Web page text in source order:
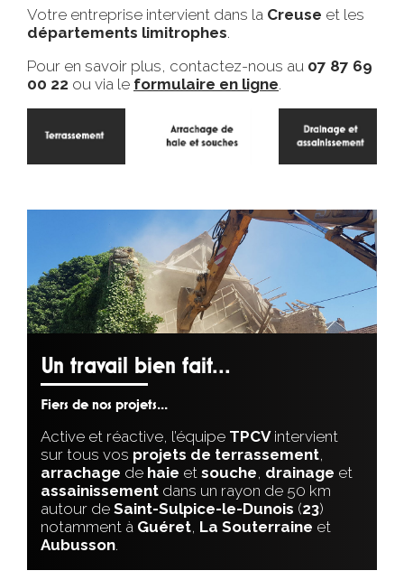
Votre entreprise intervient dans la Creuse et les
départements limitrophes.
Pour en savoir plus, contactez-nous au 07 87 69
00 22 ou via le formulaire en ligne.
Un travail bien fait...
Fiers de nos projets...
Active et réactive, l’équipe TPCVintervient
sur tous vos projets de terrassement,
arrachage de haie et souche, drainage et
assainissement dans un rayon de 50 km
autour de Saint-Sulpice-le-Dunois (23)
notamment à Guéret, La Souterraine et
Aubusson.